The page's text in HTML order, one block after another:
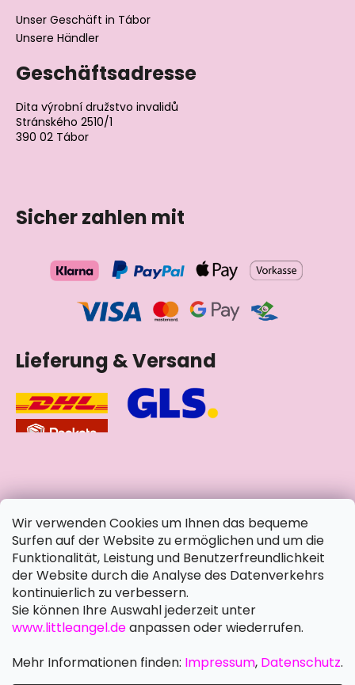
Wir verwenden Cookies um Ihnen das bequeme
Surfen auf der Website zu ermöglichen und um die
Funktionalität, Leistung und Benutzerfreundlichkeit
der Website durch die Analyse des Datenverkehrs
kontinuierlich zu verbessern.
Sie können Ihre Auswahl jederzeit unter
www.littleangel.deanpassen oder wiederrufen.
Mehr Informationen finden: Impressum, Datenschutz.
Unser Geschäft in Tábor
Unsere Händler
Geschäftsadresse
Dita výrobní družstvo invalidů
Stránského 2510/1
390 02 Tábor
Sicher zahlen mit
Lieferung & Versand
soziale Netzwerke